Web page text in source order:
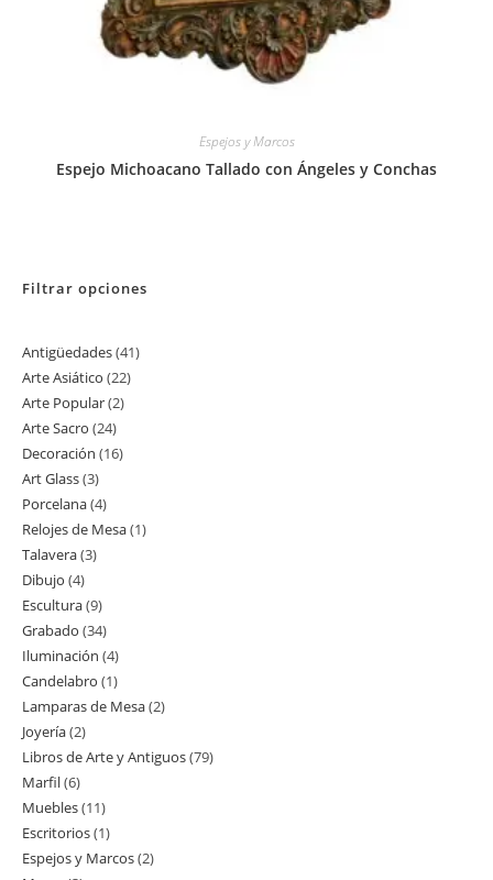
Espejos y Marcos
Espejo Michoacano Tallado con Ángeles y Conchas
Filtrar opciones
Antigüedades 4141
Arte Asiático 2222
Arte Popular 22
Arte Sacro 2424
productos
Decoración 1616
Art Glass 33
productos
Porcelana 44
productos
Relojes de Mesa 11
Talavera 33
Dibujo 44
productos
Escultura 99
productos
Grabado 3434
productos
Iluminación 44
productos
Candelabro 11
producto
Lamparas de Mesa 22
Joyería 22
productos
Libros de Arte y Antiguos 7979
Marfil 66
productos
Muebles 1111
productos
Escritorios 11
producto
Espejos y Marcos 22